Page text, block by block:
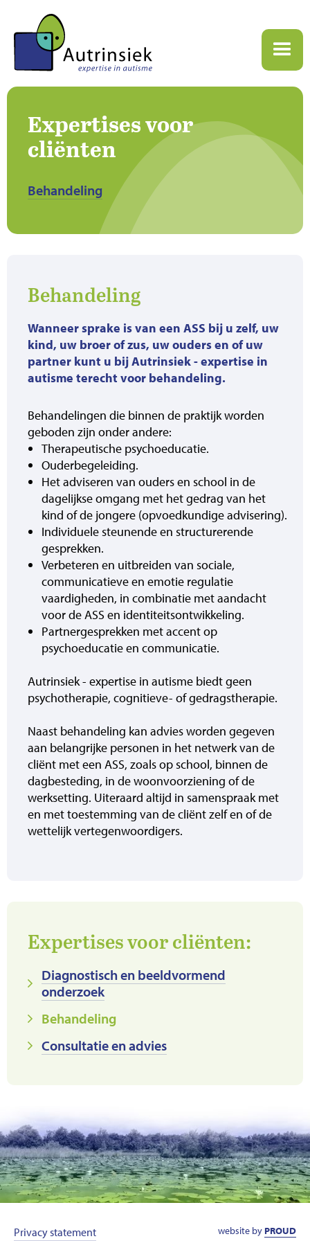
Expertises voor
cliënten
Behandeling
Behandeling
Wanneer sprake is van een ASS bij u zelf, uw
kind, uw broer of zus, uw ouders en of uw
partner kunt u bij Autrinsiek - expertise in
autisme terecht voor behandeling.
Behandelingen die binnen de praktijk worden
geboden zijn onder andere:
Therapeutische psychoeducatie.
Ouderbegeleiding.
Het adviseren van ouders en school in de
dagelijkse omgang met het gedrag van het
kind of de jongere (opvoedkundige advisering).
Individuele steunende en structurerende
gesprekken.
Verbeteren en uitbreiden van sociale,
communicatieve en emotie regulatie
vaardigheden, in combinatie met aandacht
voor de ASS en identiteitsontwikkeling.
Partnergesprekken met accent op
psychoeducatie en communicatie.
Autrinsiek - expertise in autisme biedt geen
psychotherapie, cognitieve- of gedragstherapie.
Naast behandeling kan advies worden gegeven
aan belangrijke personen in het netwerk van de
cliënt met een ASS, zoals op school, binnen de
dagbesteding, in de woonvoorziening of de
werksetting. Uiteraard altijd in samenspraak met
en met toestemming van de cliënt zelf en of de
wettelijk vertegenwoordigers.
Expertises voor cliënten:
Diagnostisch en beeldvormend
onderzoek
Behandeling
Consultatie en advies
website by PROUD
Privacy statement